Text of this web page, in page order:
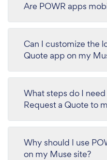
Are POWR apps
Can I customize the
Quote app on my
What steps do I
Request a Quote to
Why should I use
on my Muse site?